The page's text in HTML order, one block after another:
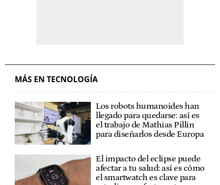
MÁS EN TECNOLOGÍA
Los robots humanoides han
llegado para quedarse: así es
el trabajo de Mathias Pillin
para diseñarlos desde Europa
El impacto del eclipse puede
afectar a tu salud: así es cómo
el smartwatch es clave para